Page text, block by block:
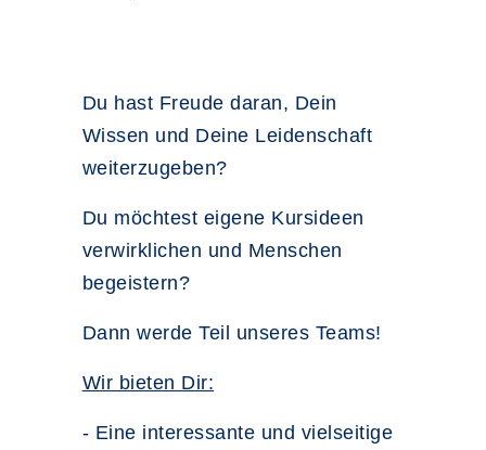
Du hast Freude daran, Dein
Wissen und Deine Leidenschaft
weiterzugeben?
Du möchtest eigene Kursideen
verwirklichen und Menschen
begeistern?
Dann werde Teil unseres Teams!
Wir bieten Dir:
- Eine interessante und vielseitige